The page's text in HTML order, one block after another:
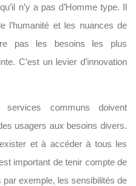
n’y a pas d’Homme type. Il
l’humanité et les nuances de
pas les besoins les plus
C’est un levier d’innovation
communs doivent
usagers aux besoins divers.
et à accéder à tous les
important de tenir compte de
exemple, les sensibilités de